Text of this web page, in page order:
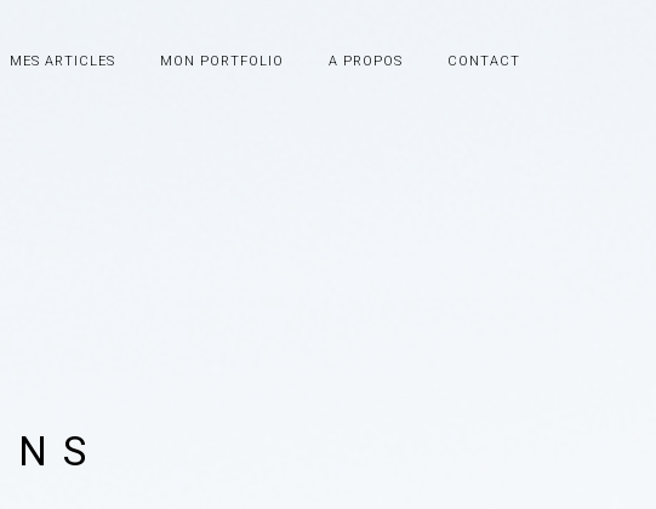
MES ARTICLES MON PORTFOLIO A PROPOS CONTACT
N S